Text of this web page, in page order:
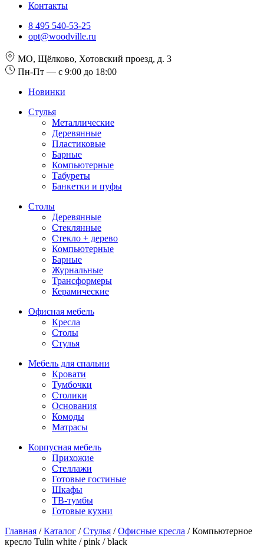
Контакты
8 495 540-53-25
opt@woodville.ru
МО, Щёлково, Хотовский проезд, д. 3
Пн-Пт — с 9:00 до 18:00
Новинки
Стулья
Металлические
Деревянные
Пластиковые
Барные
Компьютерные
Табуреты
Банкетки и пуфы
Столы
Деревянные
Стеклянные
Стекло + дерево
Компьютерные
Барные
Журнальные
Трансформеры
Керамические
Офисная мебель
Кресла
Столы
Стулья
Мебель для спальни
Кровати
Тумбочки
Столики
Основания
Комоды
Матрасы
Корпусная мебель
Прихожие
Стеллажи
Готовые гостиные
Шкафы
ТВ-тумбы
Готовые кухни
Главная /Каталог /Стулья /Офисные кресла /Компьютерное
кресло Tulin white / pink / black